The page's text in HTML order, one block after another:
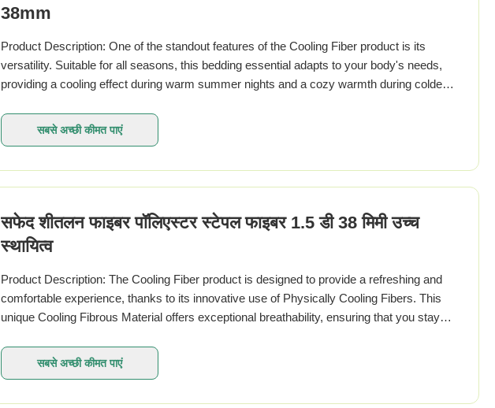
38mm
Product Description: One of the standout features of the Cooling Fiber product is its
versatility. Suitable for all seasons, this bedding essential adapts to your body's needs,
providing a cooling effect during warm summer nights and a cozy warmth during colder
सबसे अच्छी कीमत पाएं
सफेद शीतलन फाइबर पॉलिएस्टर स्टेपल फाइबर 1.5 डी 38 मिमी उच्च
स्थायित्व
Product Description: The Cooling Fiber product is designed to provide a refreshing and
comfortable experience, thanks to its innovative use of Physically Cooling Fibers. This
unique Cooling Fibrous Material offers exceptional breathability, ensuring that you stay
सबसे अच्छी कीमत पाएं